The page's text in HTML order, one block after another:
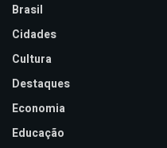
Brasil
Cidades
Cultura
Destaques
Economia
Educação